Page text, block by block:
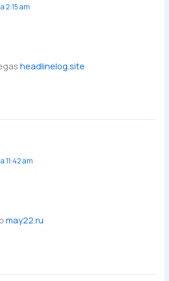
2:15 am
headlinelog.site
11:42 am
may22.ru